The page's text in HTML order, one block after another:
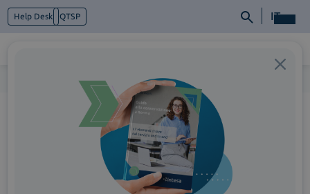
Help Desk QTSP IT
Cosa facciamo
ResponsabileConservazione_Immagine1